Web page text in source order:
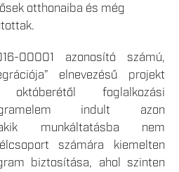
otthonaiba és még
00001 azonosító számú,
elnevezésű projekt
foglalkozási
indult azon
munkáltatásba nem
számára kiemelten
biztosítása, ahol szinten